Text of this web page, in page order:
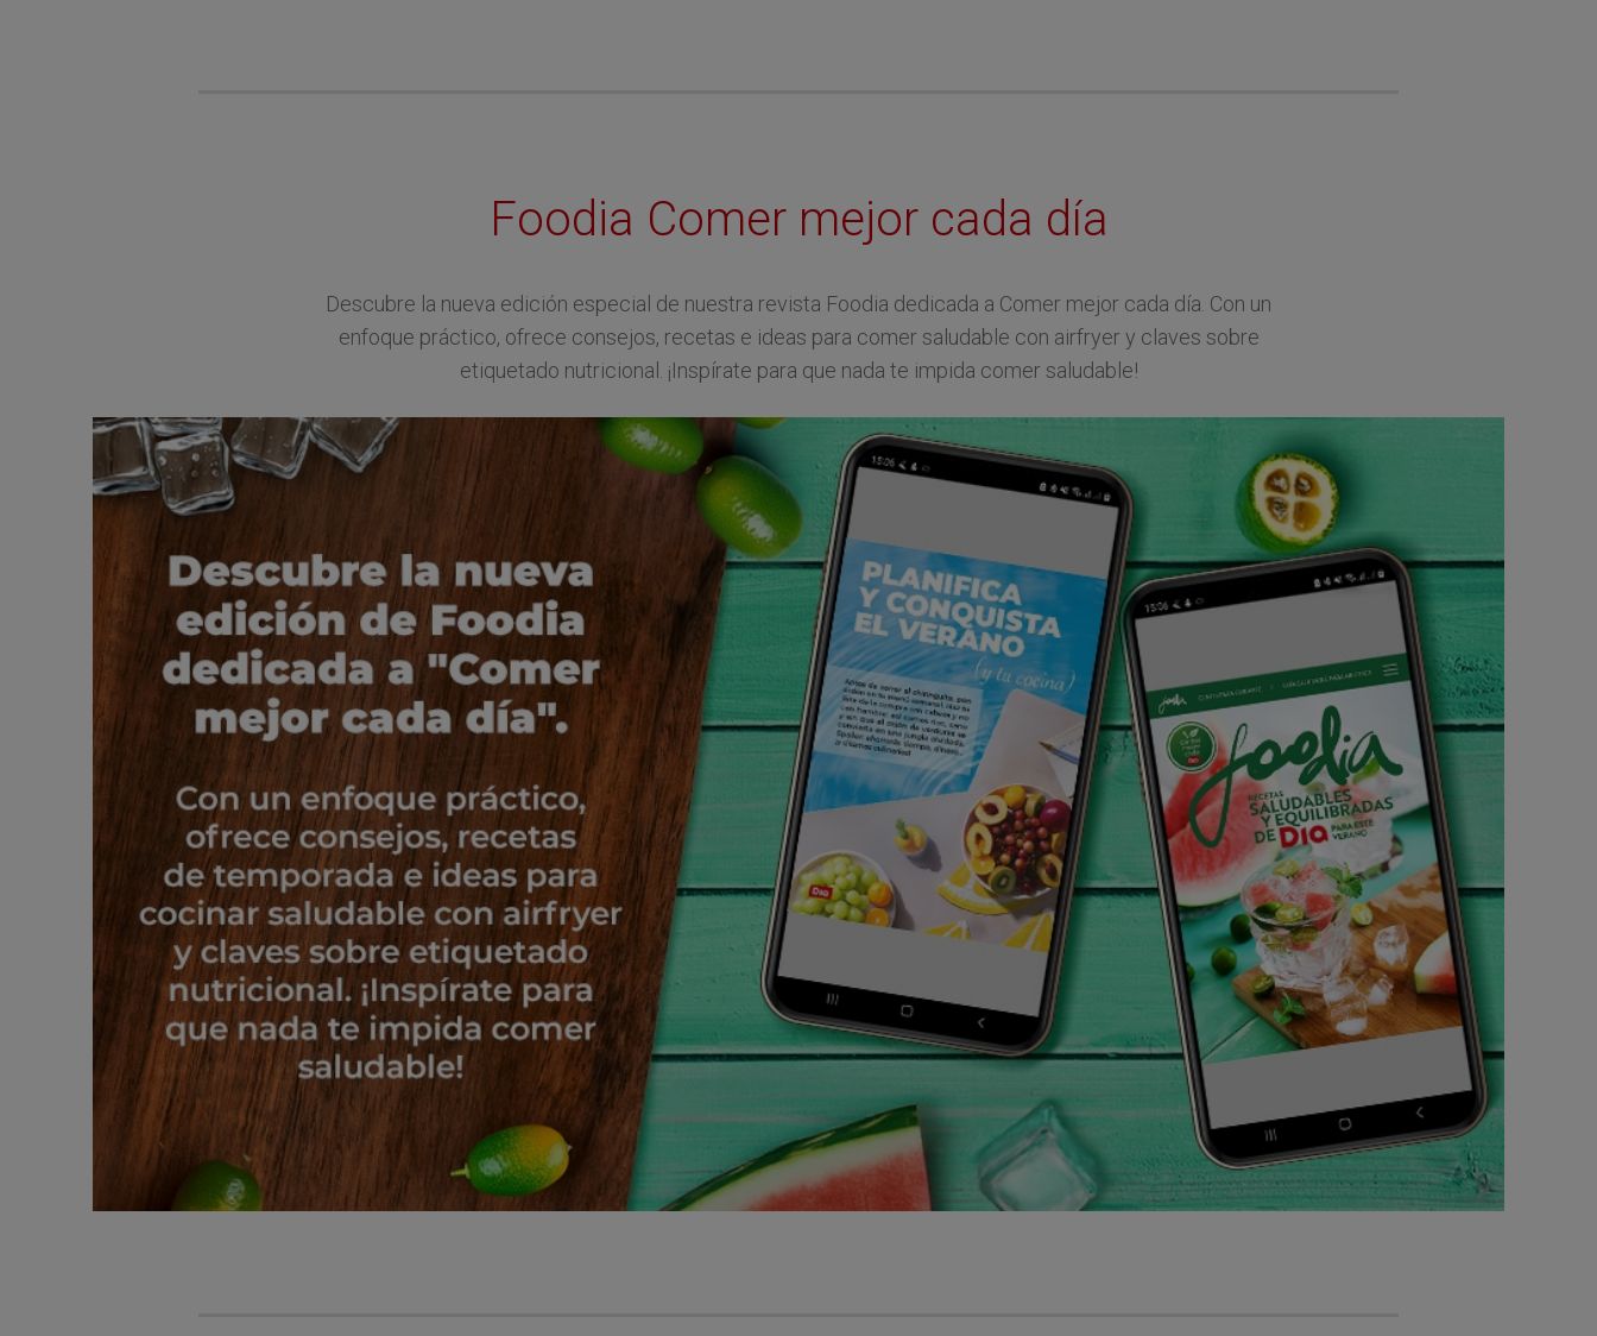
Foodia Comer mejor cada día
Descubre la nueva edición especial de nuestra revista Foodia dedicada a Comer mejor cada día. Con un
enfoque práctico, ofrece consejos, recetas e ideas para comer saludable con airfryer y claves sobre
etiquetado nutricional. ¡Inspírate para que nada te impida comer saludable!